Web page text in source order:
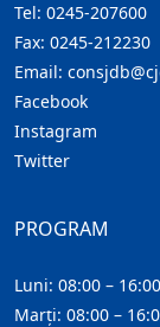
Tel: 0245-207600
Fax: 0245-212230
Email:
Facebook
Instagram
Twitter
PROGRAM
Luni: 08:00 – 16:00
Marți: 08:00 –